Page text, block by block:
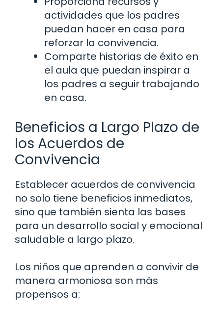
actividades que los padres
puedan hacer en casa para
reforzar la convivencia.
Comparte historias de éxito en
el aula que puedan inspirar a
los padres a seguir trabajando
en casa.
Beneficios a Largo Plazo de
los Acuerdos de
Convivencia
Establecer acuerdos de convivencia
no solo tiene beneficios inmediatos,
sino que también sienta las bases
para un desarrollo social y emocional
saludable a largo plazo.
Los niños que aprenden a convivir de
manera armoniosa son más
propensos a: